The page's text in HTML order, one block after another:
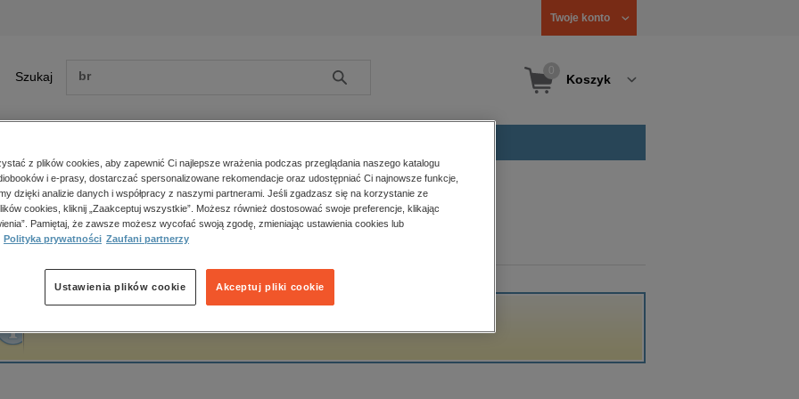
Twoje konto
Szukaj Szukaj Koszyk
Zobacz wszystkie E-prasa
polityka, społeczno-informacyjne
psychologiczne
popularno-naukowe
historia
główna Fiammetta Bianchi
Bianchi
z plików cookies, aby zapewnić Ci najlepsze wrażenia podczas przeglądania naszego katalogu
i e-prasy, dostarczać spersonalizowane rekomendacje oraz udostępniać Ci najnowsze funkcje,
dzięki analizie danych i współpracy z naszymi partnerami. Jeśli zgadzasz się na korzystanie ze
cookies, kliknij „Zaakceptuj wszystkie”. Możesz również dostosować swoje preferencje, klikając
Pamiętaj, że zawsze możesz wycofać swoją zgodę, zmieniając ustawienia cookies lub
Polityka prywatności Zaufani partnerzy
Akceptuj pliki cookie
Ustawienia plików cookie